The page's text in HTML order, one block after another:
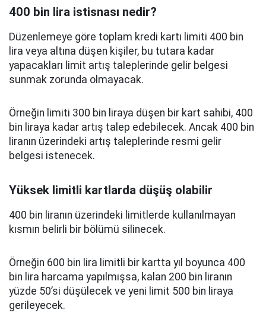
400 bin lira istisnası nedir?
Düzenlemeye göre toplam kredi kartı limiti 400 bin
lira veya altına düşen kişiler, bu tutara kadar
yapacakları limit artış taleplerinde gelir belgesi
sunmak zorunda olmayacak.
Örneğin limiti 300 bin liraya düşen bir kart sahibi, 400
bin liraya kadar artış talep edebilecek. Ancak 400 bin
liranın üzerindeki artış taleplerinde resmi gelir
belgesi istenecek.
Yüksek limitli kartlarda düşüş olabilir
400 bin liranın üzerindeki limitlerde kullanılmayan
kısmın belirli bir bölümü silinecek.
Örneğin 600 bin lira limitli bir kartta yıl boyunca 400
bin lira harcama yapılmışsa, kalan 200 bin liranın
yüzde 50’si düşülecek ve yeni limit 500 bin liraya
gerileyecek.